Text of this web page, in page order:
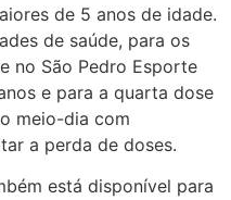
de 5 anos de idade.
de saúde, para os
no São Pedro Esporte
e para a quarta dose
meio-dia com
a perda de doses.
está disponível para